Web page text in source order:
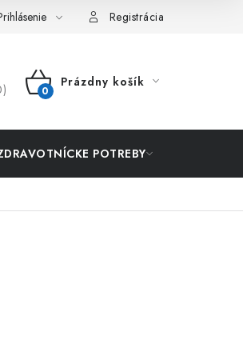
Registrácia
NÁKUPNÝ
Prázdny košík
POTREBY